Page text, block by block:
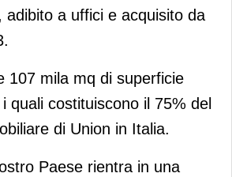
adibito a uffici e acquisito da
107 mila mq di superficie
quali costituiscono il 75% del
di Union in Italia.
Paese rientra in una